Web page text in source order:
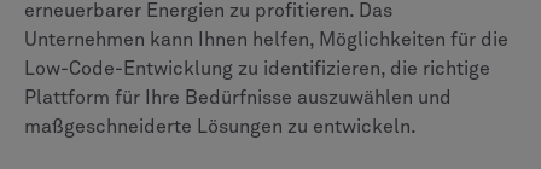
erneuerbarer Energien zu profitieren. Das
Unternehmen kann Ihnen helfen, Möglichkeiten für die
Low-Code-Entwicklung zu identifizieren, die richtige
Plattform für Ihre Bedürfnisse auszuwählen und
maßgeschneiderte Lösungen zu entwickeln.